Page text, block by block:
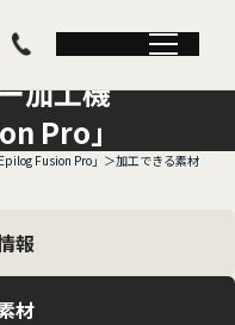
加工機
Pro」
Fusion Pro」 加工できる素材
報
材